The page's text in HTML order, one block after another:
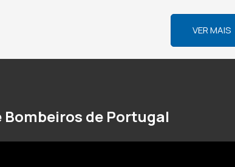
VER MAIS
de Portugal